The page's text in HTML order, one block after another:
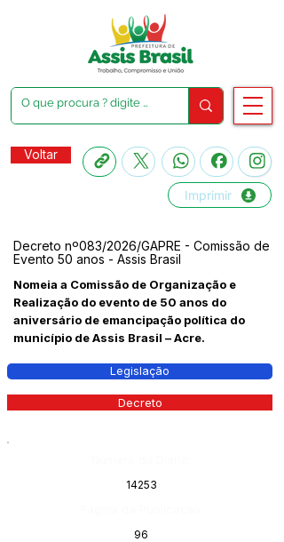
Voltar
Imprimir
Decreto nº083/2026/GAPRE - Comissão de
Evento 50 anos - Assis Brasil
Nomeia a Comissão de Organização e
Realização do evento de 50 anos do
aniversário de emancipação política do
município de Assis Brasil – Acre.
Legislação
Decreto
14253
96